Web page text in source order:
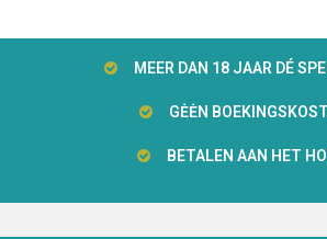
MEER DAN 18 JAAR DÉ
GĖĖN
BETALEN AAN HET